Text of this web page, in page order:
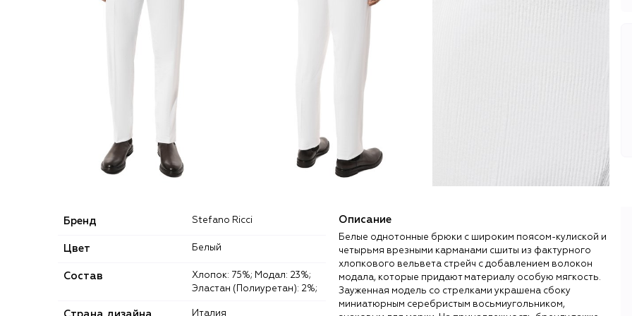
Бренд Stefano Ricci
Цвет Белый
Состав
Хлопок: 75%; Модал: 23%;
Эластан (Полиуретан): 2%;
Италия
Описание
Белые однотонные брюки с широким поясом-кулиской и
четырьмя врезными карманами сшиты из фактурного
хлопкового вельвета стрейч с добавлением волокон
модала, которые придают материалу особую мягкость.
Зауженная модель со стрелками украшена сбоку
миниатюрным серебристым восьмиугольником,